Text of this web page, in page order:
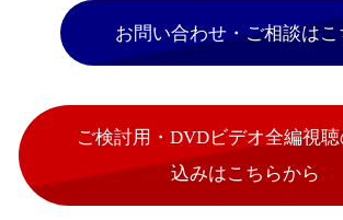
お問い合わせ・ご相談はこ
ご検討用・DVDビデオ全編視
込みはこちらから